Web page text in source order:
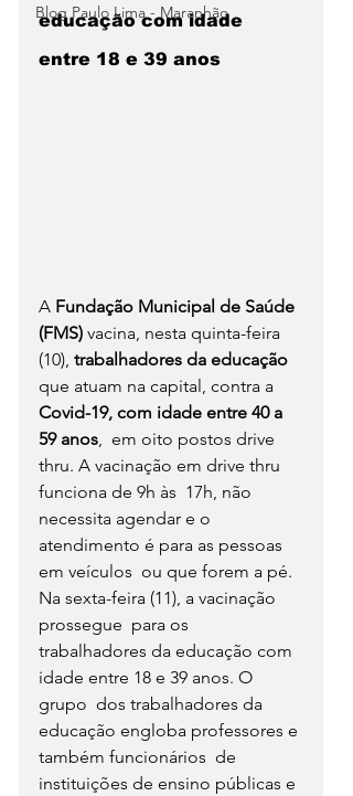
Blog Paulo Lima - Maranhão
educação com idade
entre 18 e 39 anos
A Fundação Municipal de Saúde
(FMS) vacina, nesta quinta-feira
(10), trabalhadores da educação
que atuam na capital, contra a
Covid-19, com idade entre 40 a
59 anos,  em oito postos drive
thru. A vacinação em drive thru
funciona de 9h às  17h, não
necessita agendar e o
atendimento é para as pessoas
em veículos  ou que forem a pé.
Na sexta-feira (11), a vacinação
prossegue  para os
trabalhadores da educação com
idade entre 18 e 39 anos. O
grupo  dos trabalhadores da
educação engloba professores e
também funcionários  de
instituições de ensino públicas e